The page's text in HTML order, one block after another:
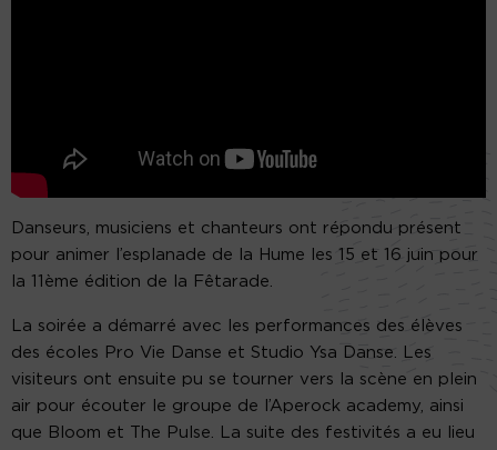
Danseurs, musiciens et chanteurs ont répondu présent
pour animer l’esplanade de la Hume les 15 et 16 juin pour
la 11ème édition de la Fêtarade.
La soirée a démarré avec les performances des élèves
des écoles Pro Vie Danse et Studio Ysa Danse. Les
visiteurs ont ensuite pu se tourner vers la scène en plein
air pour écouter le groupe de l’Aperock academy, ainsi
que Bloom et The Pulse. La suite des festivités a eu lieu